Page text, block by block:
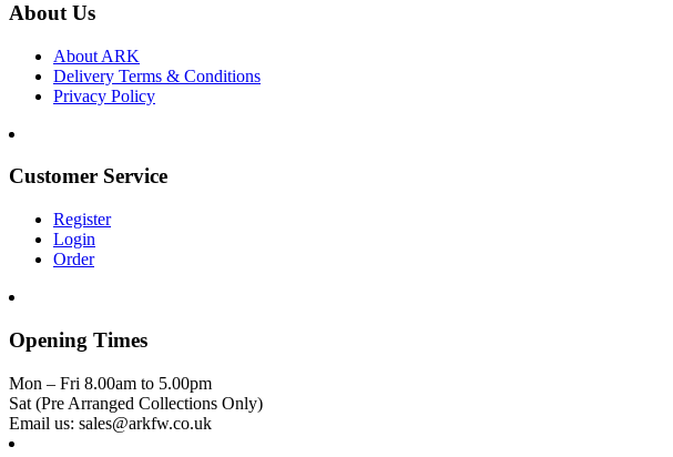
About Us
About ARK
Delivery Terms & Conditions
Privacy Policy
Customer Service
Register
Login
Order
Opening Times
Mon – Fri 8.00am to 5.00pm
Sat (Pre Arranged Collections Only)
Email us: sales@arkfw.co.uk